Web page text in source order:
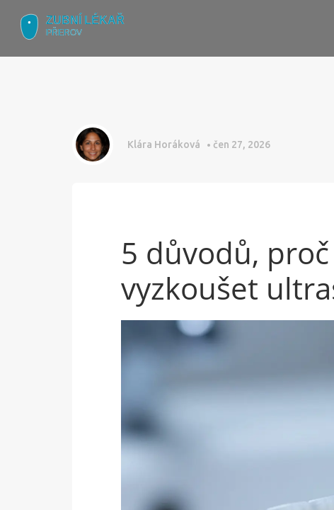
Klára Horáková čen 27, 2026
5 důvodů,
vyzkoušet